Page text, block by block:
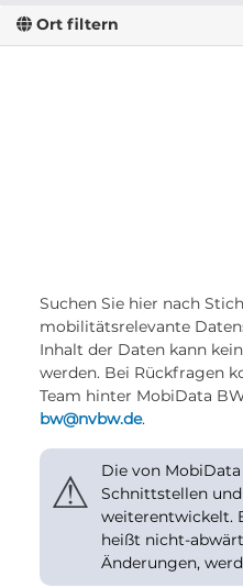
Ort filtern
Suchen Sie hier nach
mobilitätsrelevante
Inhalt der Daten kann
werden. Bei Rückfragen
Team hinter MobiData
bw@nvbw.de.
⚠
Die von
Schnittstellen
weiterentwickelt.
heißt nicht-
Änderungen,